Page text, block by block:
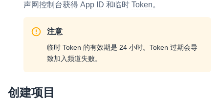
开通和管理声网各项产品服务的统一入口
灵动会议 NEW
低代码集成、灵活定制、超低延时的音视频会议
声网控制台获得 App ID 和临时 Token。
注意
临时 Token 的有效期是 24 小时。Token 过期会导
致加入频道失败。
创建项目